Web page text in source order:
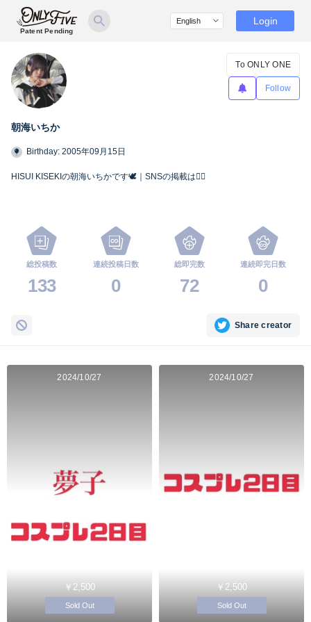
Patent Pending
Login
朝海いちか
To ONLY ONE
Follow
Birthday: 2005年09月15日
HISUI KISEKIの朝海いちかです🕊️｜SNSの掲載は🙅‍♀️
総投稿数
133
連続投稿日数
0
総即完数
72
連続即完日数
0
Share creator
2024/10/27
￥2,500
Sold Out
2024/10/27
￥2,500
Sold Out